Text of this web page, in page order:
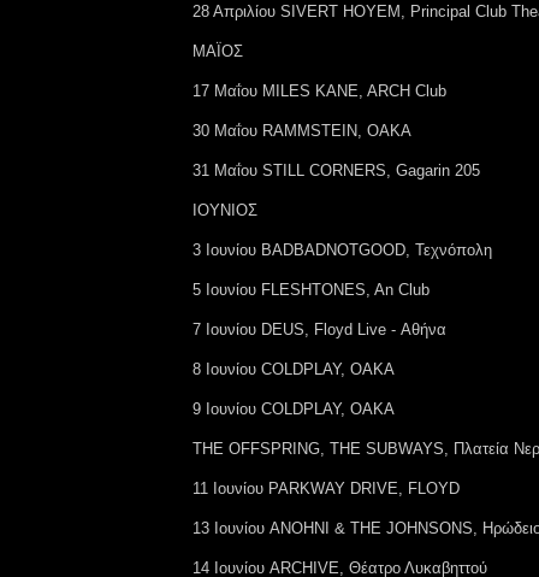
28 Απριλίου SIVERT HOYEM, Principal Club
ΜΑΪΟΣ
17 Μαΐου MILES KANE, ARCH Club
30 Μαΐου RAMMSTEIN, ΟΑΚΑ
31 Μαΐου STILL CORNERS, Gagarin 205
ΙΟΥΝΙΟΣ
3 Ιουνίου BADBADNOTGOOD, Τεχνόπολη
5 Ιουνίου FLESHTONES, An Club
7 Ιουνίου DEUS, Floyd Live - Αθήνα
8 Ιουνίου COLDPLAY, ΟΑΚΑ
9 Ιουνίου COLDPLAY, ΟΑΚΑ
THE OFFSPRING, THE SUBWAYS, Πλατεία
11 Ιουνίου PARKWAY DRIVE, FLOYD
13 Ιουνίου ANOHNI & THE JOHNSONS,
14 Ιουνίου ARCHIVE, Θέατρο Λυκαβηττού